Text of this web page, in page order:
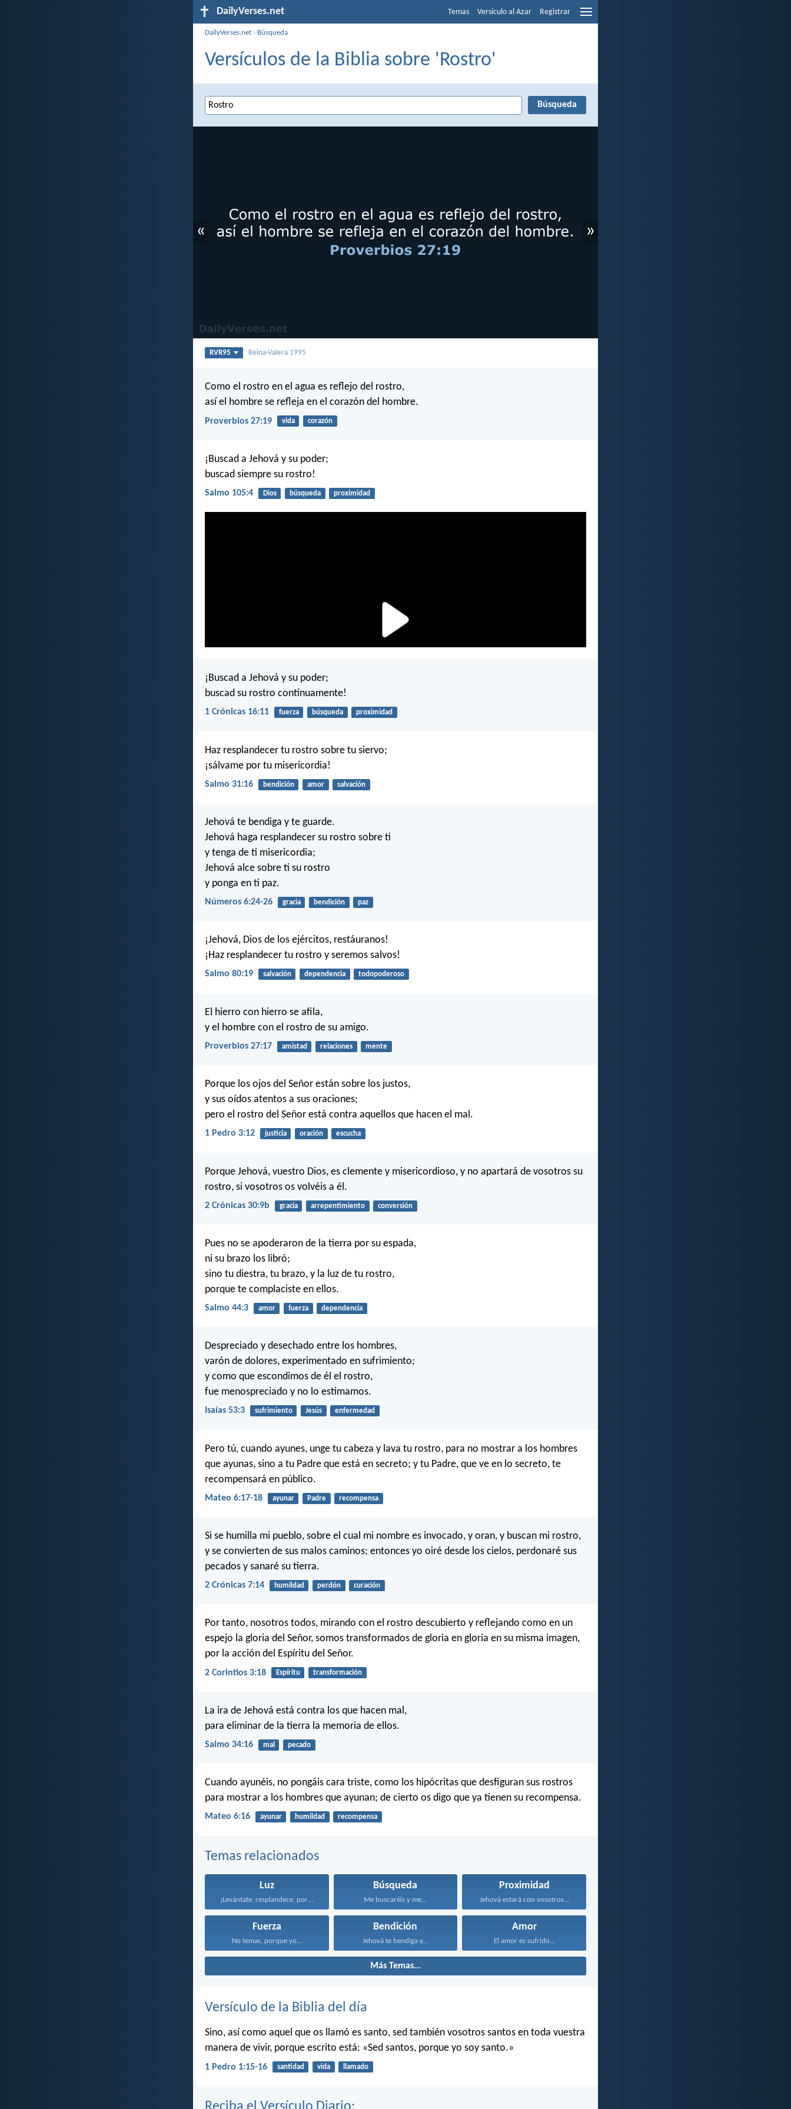
DailyVerses.net Temas Versículo al Azar Registrar
DailyVerses.net › Búsqueda
Versículos de la Biblia sobre 'Rostro'
« »
RVR95 Reina-Valera 1995
Como el rostro en el agua es reflejo del rostro,
así el hombre se refleja en el corazón del hombre.
Proverbios 27:19 vida corazón
¡Buscad a Jehová y su poder;
buscad siempre su rostro!
Salmo 105:4 Dios búsqueda proximidad
¡Buscad a Jehová y su poder;
buscad su rostro continuamente!
1 Crónicas 16:11 fuerza búsqueda proximidad
Haz resplandecer tu rostro sobre tu siervo;
¡sálvame por tu misericordia!
Salmo 31:16 bendición amor salvación
Jehová te bendiga y te guarde.
Jehová haga resplandecer su rostro sobre ti
y tenga de ti misericordia;
Jehová alce sobre ti su rostro
y ponga en ti paz.
Números 6:24-26 gracia bendición paz
¡Jehová, Dios de los ejércitos, restáuranos!
¡Haz resplandecer tu rostro y seremos salvos!
Salmo 80:19 salvación dependencia todopoderoso
El hierro con hierro se afila,
y el hombre con el rostro de su amigo.
Proverbios 27:17 amistad relaciones mente
Porque los ojos del Señor están sobre los justos,
y sus oídos atentos a sus oraciones;
pero el rostro del Señor está contra aquellos que hacen el mal.
1 Pedro 3:12 justicia oración escucha
Porque Jehová, vuestro Dios, es clemente y misericordioso, y no apartará de vosotros su
rostro, si vosotros os volvéis a él.
2 Crónicas 30:9b gracia arrepentimiento conversión
Pues no se apoderaron de la tierra por su espada,
ni su brazo los libró;
sino tu diestra, tu brazo, y la luz de tu rostro,
porque te complaciste en ellos.
Salmo 44:3 amor fuerza dependencia
Despreciado y desechado entre los hombres,
varón de dolores, experimentado en sufrimiento;
y como que escondimos de él el rostro,
fue menospreciado y no lo estimamos.
Isaías 53:3 sufrimiento Jesús enfermedad
Pero tú, cuando ayunes, unge tu cabeza y lava tu rostro, para no mostrar a los hombres
que ayunas, sino a tu Padre que está en secreto; y tu Padre, que ve en lo secreto, te
recompensará en público.
Mateo 6:17-18 ayunar Padre recompensa
Si se humilla mi pueblo, sobre el cual mi nombre es invocado, y oran, y buscan mi rostro,
y se convierten de sus malos caminos; entonces yo oiré desde los cielos, perdonaré sus
pecados y sanaré su tierra.
2 Crónicas 7:14 humildad perdón curación
Por tanto, nosotros todos, mirando con el rostro descubierto y reflejando como en un
espejo la gloria del Señor, somos transformados de gloria en gloria en su misma imagen,
por la acción del Espíritu del Señor.
2 Corintios 3:18 Espíritu transformación
La ira de Jehová está contra los que hacen mal,
para eliminar de la tierra la memoria de ellos.
Salmo 34:16 mal pecado
Cuando ayunéis, no pongáis cara triste, como los hipócritas que desfiguran sus rostros
para mostrar a los hombres que ayunan; de cierto os digo que ya tienen su recompensa.
Mateo 6:16 ayunar humildad recompensa
Temas relacionados
Luz
¡Levántate, resplandece, porque ha...
Búsqueda
Me buscaréis y me...
Proximidad
Jehová estará con vosotros...
Fuerza
No temas, porque yo...
Bendición
Jehová te bendiga y...
Amor
El amor es sufrido...
Más Temas...
Versículo de la Biblia del día
Sino, así como aquel que os llamó es santo, sed también vosotros santos en toda vuestra
manera de vivir, porque escrito está: «Sed santos, porque yo soy santo.»
1 Pedro 1:15-16 santidad vida llamado